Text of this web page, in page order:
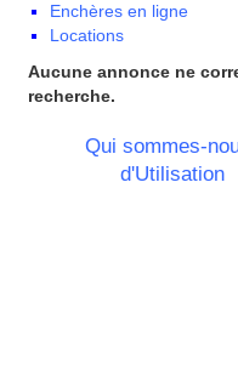
Enchères en ligne
Locations
Aucune annonce ne
recherche.
Qui sommes-
d'Utilisation